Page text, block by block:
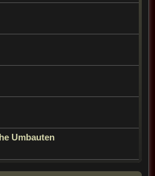
Umbauten